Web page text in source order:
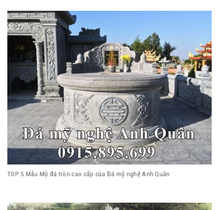
TOP 5 Mẫu Mộ đá tròn cao cấp của Đá mỹ nghệ Anh Quân